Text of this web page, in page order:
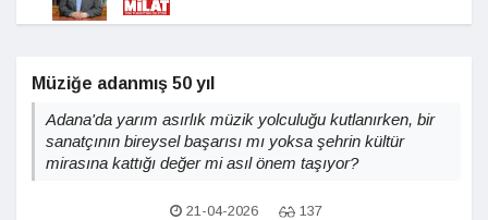
Müziğe adanmış 50 yıl
Adana'da yarım asırlık müzik yolculuğu kutlanırken, bir
sanatçının bireysel başarısı mı yoksa şehrin kültür
mirasına kattığı değer mi asıl önem taşıyor?
21-04-2026 137